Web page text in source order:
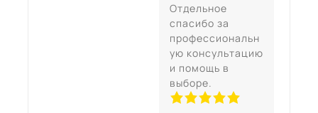
Отдельное
спасибо за
профессиональн
ую консультацию
и помощь в
выборе.